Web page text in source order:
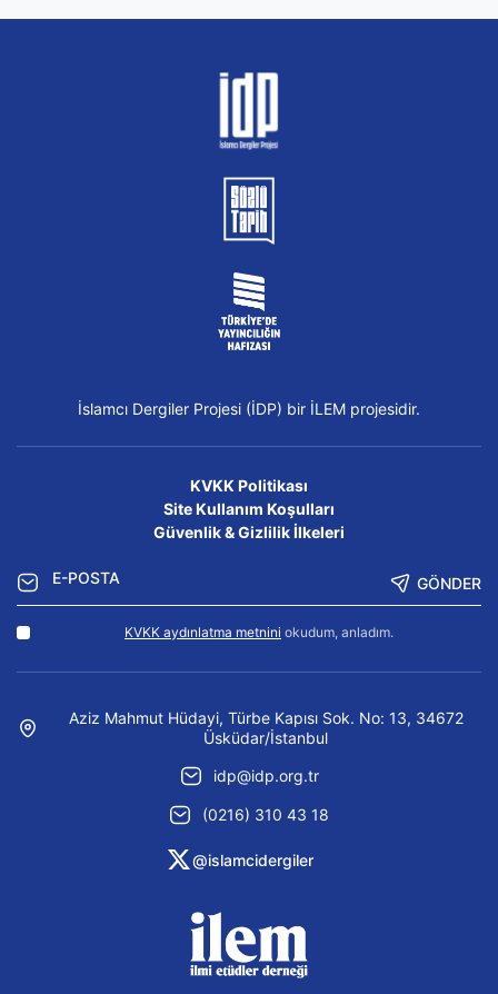
İslamcı Dergiler Projesi (İDP) bir İLEM projesidir.
KVKK Politikası
Site Kullanım Koşulları
Güvenlik & Gizlilik İlkeleri
GÖNDER
KVKK aydınlatma metnini okudum, anladım.
Aziz Mahmut Hüdayi, Türbe Kapısı Sok. No: 13, 34672
Üsküdar/İstanbul
idp@idp.org.tr
(0216) 310 43 18
@islamcidergiler